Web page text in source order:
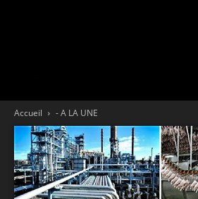
Accueil - A LA UNE